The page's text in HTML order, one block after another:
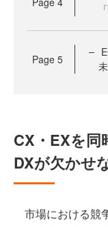
Page 5
CX・EXを
DXが欠かせ
市場における競